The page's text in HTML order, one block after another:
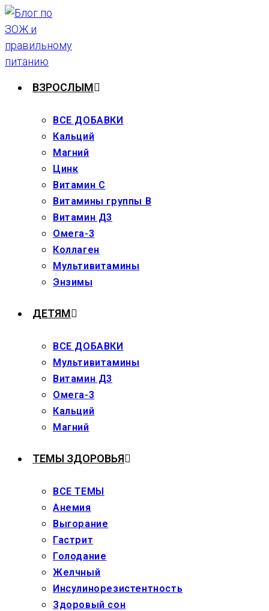
Перейти
к
содержимому
ВЗРОСЛЫМ
ВСЕ ДОБАВКИ
Кальций
Магний
Цинк
Витамин С
Витамины группы В
Витамин Д3
Омега-3
Коллаген
Мультивитамины
Энзимы
ДЕТЯМ
ВСЕ ДОБАВКИ
Мультивитамины
Витамин Д3
Омега-3
Кальций
Магний
ТЕМЫ ЗДОРОВЬЯ
ВСЕ ТЕМЫ
Анемия
Выгорание
Гастрит
Голодание
Желчный
Инсулинорезистентность
Здоровый сон